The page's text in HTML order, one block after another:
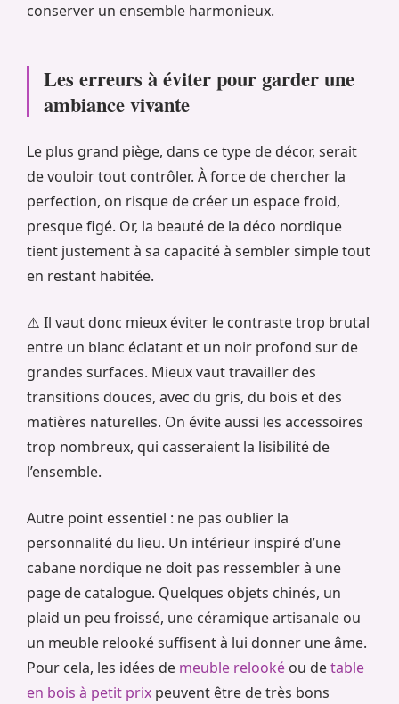
conserver un ensemble harmonieux.
Les erreurs à éviter pour garder une
ambiance vivante
Le plus grand piège, dans ce type de décor, serait
de vouloir tout contrôler. À force de chercher la
perfection, on risque de créer un espace froid,
presque figé. Or, la beauté de la déco nordique
tient justement à sa capacité à sembler simple tout
en restant habitée.
⚠️ Il vaut donc mieux éviter le contraste trop brutal
entre un blanc éclatant et un noir profond sur de
grandes surfaces. Mieux vaut travailler des
transitions douces, avec du gris, du bois et des
matières naturelles. On évite aussi les accessoires
trop nombreux, qui casseraient la lisibilité de
l’ensemble.
Autre point essentiel : ne pas oublier la
personnalité du lieu. Un intérieur inspiré d’une
cabane nordique ne doit pas ressembler à une
page de catalogue. Quelques objets chinés, un
plaid un peu froissé, une céramique artisanale ou
un meuble relooké suffisent à lui donner une âme.
Pour cela, les idées de meuble relooké ou detable
en bois à petit prix peuvent être de très bons